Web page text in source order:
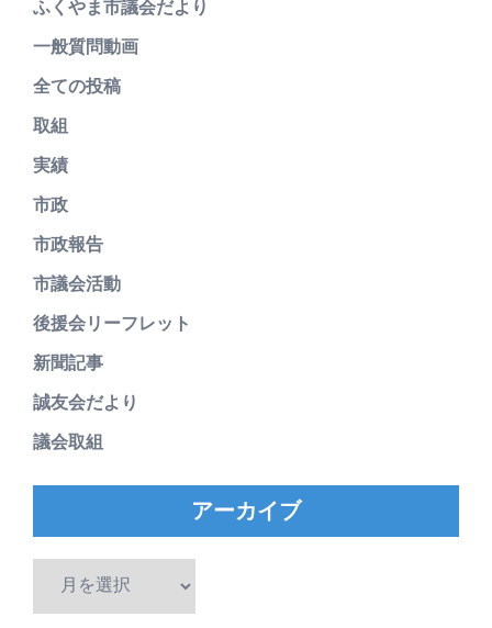
ふくやま市議会だより
一般質問動画
全ての投稿
取組
実績
市政
市政報告
市議会活動
後援会リーフレット
新聞記事
誠友会だより
議会取組
アーカイブ